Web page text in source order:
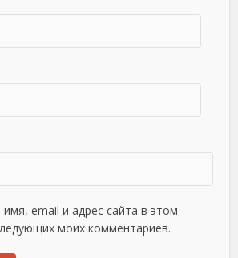
email и адрес сайта в этом
моих комментариев.